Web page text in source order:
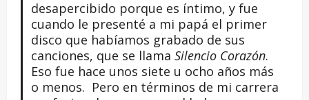
desapercibido porque es íntimo, y fue
cuando le presenté a mi papá el primer
disco que habíamos grabado de sus
canciones, que se llama Silencio Corazón.
Eso fue hace unos siete u ocho años más
o menos. Pero en términos de mi carrera